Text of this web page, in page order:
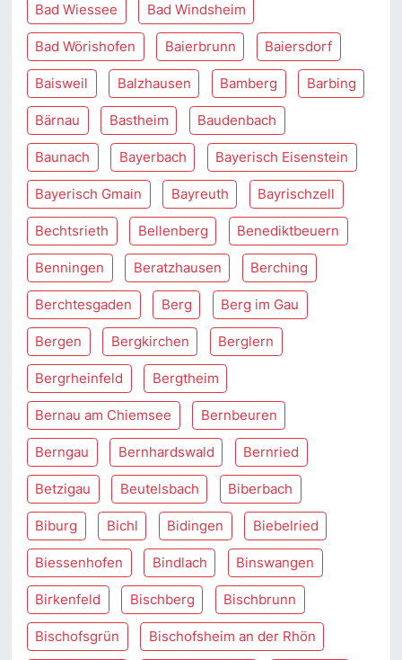
Bad Wiessee Bad Windsheim
Bad Wörishofen Baierbrunn Baiersdorf
Baisweil Balzhausen Bamberg Barbing
Bärnau Bastheim Baudenbach
Baunach Bayerbach Bayerisch Eisenstein
Bayerisch Gmain Bayreuth Bayrischzell
Bechtsrieth Bellenberg Benediktbeuern
Benningen Beratzhausen Berching
Berchtesgaden Berg Berg im Gau
Bergen Bergkirchen Berglern
Bergrheinfeld Bergtheim
Bernau am Chiemsee Bernbeuren
Berngau Bernhardswald Bernried
Betzigau Beutelsbach Biberbach
Biburg Bichl Bidingen Biebelried
Biessenhofen Bindlach Binswangen
Birkenfeld Bischberg Bischbrunn
Bischofsgrün Bischofsheim an der Rhön